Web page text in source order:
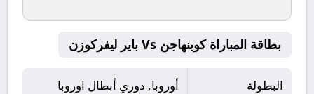
بطاقة المباراة كوبنهاجن Vs باير ليفركوزن
البطولة أوروبا, دوري أبطال اوروبا